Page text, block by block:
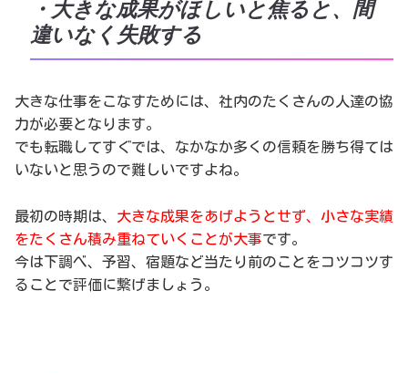
・大きな成果がほしいと焦ると、間
違いなく失敗する
大きな仕事をこなすためには、社内のたくさんの人達の協
力が必要となります。
でも転職してすぐでは、なかなか多くの信頼を勝ち得ては
いないと思うので難しいですよね。
最初の時期は、 大きな成果をあげようとせず、小さな実績
をたくさん積み重ねていくことが大事です。
今は下調べ、予習、宿題など当たり前のことをコツコツす
ることで評価に繋げましょう。